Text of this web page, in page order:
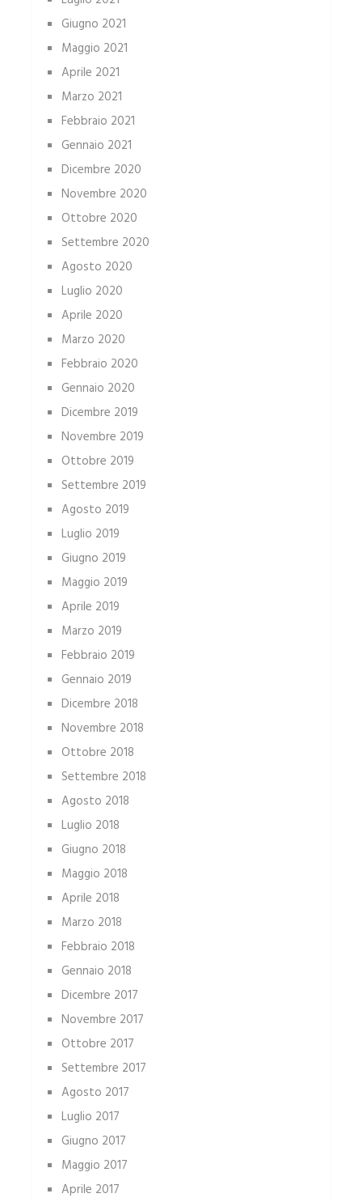
Giugno 2021
Maggio 2021
Aprile 2021
Marzo 2021
Febbraio 2021
Gennaio 2021
Dicembre 2020
Novembre 2020
Ottobre 2020
Settembre 2020
Agosto 2020
Luglio 2020
Aprile 2020
Marzo 2020
Febbraio 2020
Gennaio 2020
Dicembre 2019
Novembre 2019
Ottobre 2019
Settembre 2019
Agosto 2019
Luglio 2019
Giugno 2019
Maggio 2019
Aprile 2019
Marzo 2019
Febbraio 2019
Gennaio 2019
Dicembre 2018
Novembre 2018
Ottobre 2018
Settembre 2018
Agosto 2018
Luglio 2018
Giugno 2018
Maggio 2018
Aprile 2018
Marzo 2018
Febbraio 2018
Gennaio 2018
Dicembre 2017
Novembre 2017
Ottobre 2017
Settembre 2017
Agosto 2017
Luglio 2017
Giugno 2017
Maggio 2017
Aprile 2017